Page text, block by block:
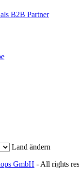
B2B Partner
Land ändern
GmbH - All rights